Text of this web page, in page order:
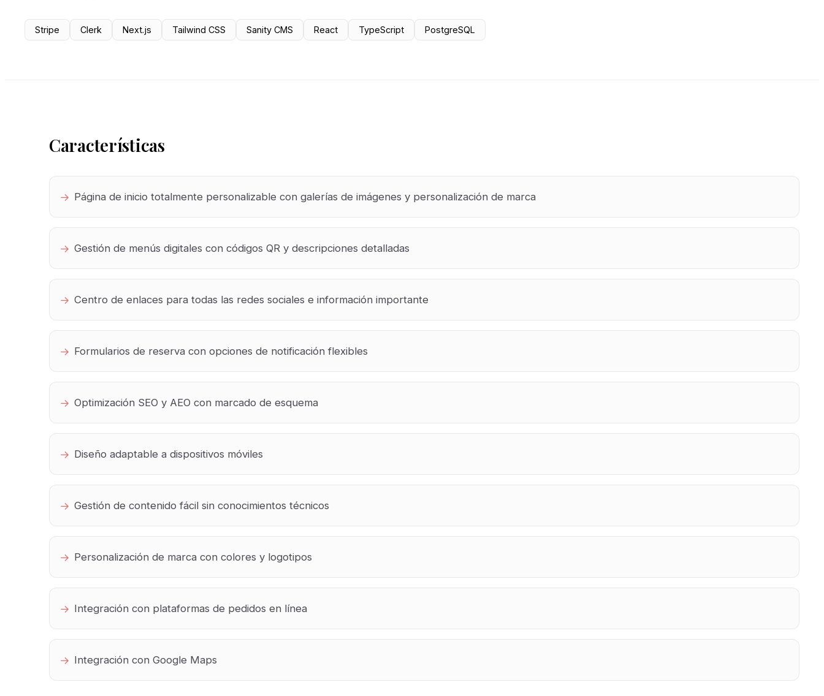
Stripe Clerk Next.js Tailwind CSS Sanity CMS React TypeScript PostgreSQL
Características
Página de inicio totalmente personalizable con galerías de imágenes y personalización de marca
Gestión de menús digitales con códigos QR y descripciones detalladas
Centro de enlaces para todas las redes sociales e información importante
Formularios de reserva con opciones de notificación flexibles
Optimización SEO y AEO con marcado de esquema
Diseño adaptable a dispositivos móviles
Gestión de contenido fácil sin conocimientos técnicos
Personalización de marca con colores y logotipos
Integración con plataformas de pedidos en línea
Integración con Google Maps